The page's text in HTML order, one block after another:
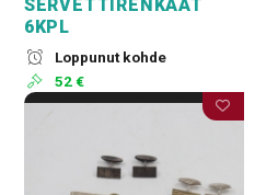
SERVETTIRENKAAT
6KPL
Loppunut kohde
52 €